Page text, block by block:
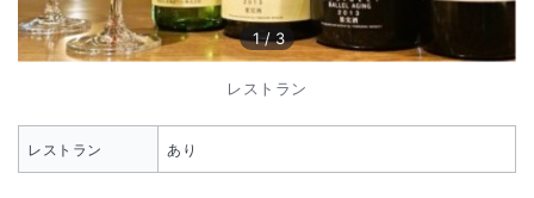
1 /3
レストラン
レストラン あり